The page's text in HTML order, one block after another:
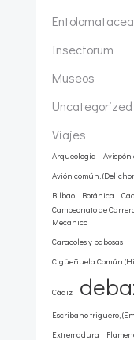
Insectorum
Museos
Uncategorized
Viajes
Arqueología
Avión común,
Bilbao
Botánica
Campeonato de
Mecánico
Caracoles y babosas
Cigüeñuela Común
Cádiz
Escribano triguero,
Extremadura